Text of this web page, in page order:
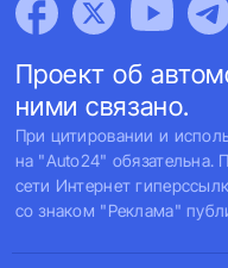
Проект об
ними связано.
При цитировании и
на "Auto24" обязательна.
сети Интернет
со знаком "Реклама"